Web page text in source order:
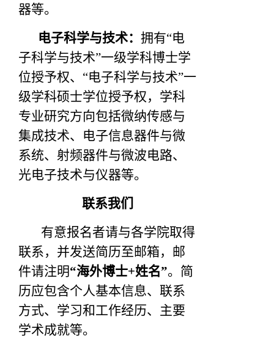
器等。
电子科学与技术： 拥有“电
子科学与技术”一级学科博士学
位授予权、“电子科学与技术”一
级学科硕士学位授予权，学科
专业研究方向包括微纳传感与
集成技术、电子信息器件与微
系统、射频器件与微波电路、
光电子技术与仪器等。
联系我们
有意报名者请与各学院取得
联系，并发送简历至邮箱，邮
件请注明“海外博士+姓名”。简
历应包含个人基本信息、联系
方式、学习和工作经历、主要
学术成就等。